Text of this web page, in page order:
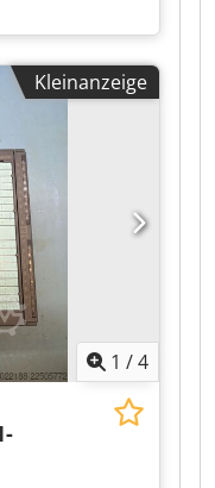
Kleinanzeige
1 /4